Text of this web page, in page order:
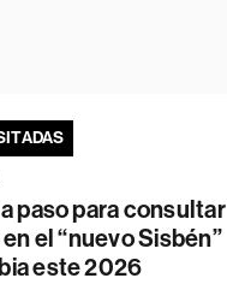
paso para consultar
el “nuevo Sisbén”
este 2026